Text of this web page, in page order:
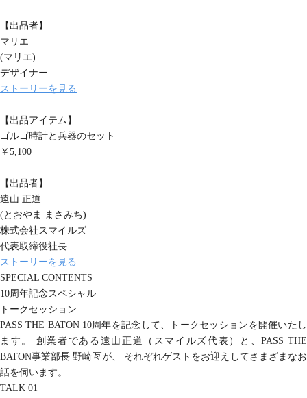
【出品者】
マリエ
(マリエ)
デザイナー
ストーリーを見る
【出品アイテム】
ゴルゴ時計と兵器のセット
￥5,100
【出品者】
遠山 正道
(とおやま まさみち)
株式会社スマイルズ
代表取締役社長
ストーリーを見る
SPECIAL CONTENTS
10周年記念スペシャル
トークセッション
PASS THE BATON 10周年を記念して、トークセッションを開催いたし
ます。
創業者である遠山正道（スマイルズ代表）と、PASS THE
BATON事業部長 野崎亙が、
それぞれゲストをお迎えしてさまざまなお
話を伺います。
TALK 01